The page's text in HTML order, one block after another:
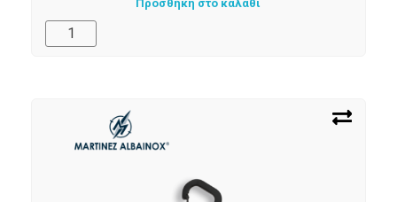
Προσθήκη στο καλάθι